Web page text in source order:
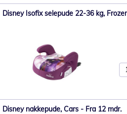
Disney Isofix selepude 22-36 kg,
Disney nakkepude, Cars - Fra 12 mdr.